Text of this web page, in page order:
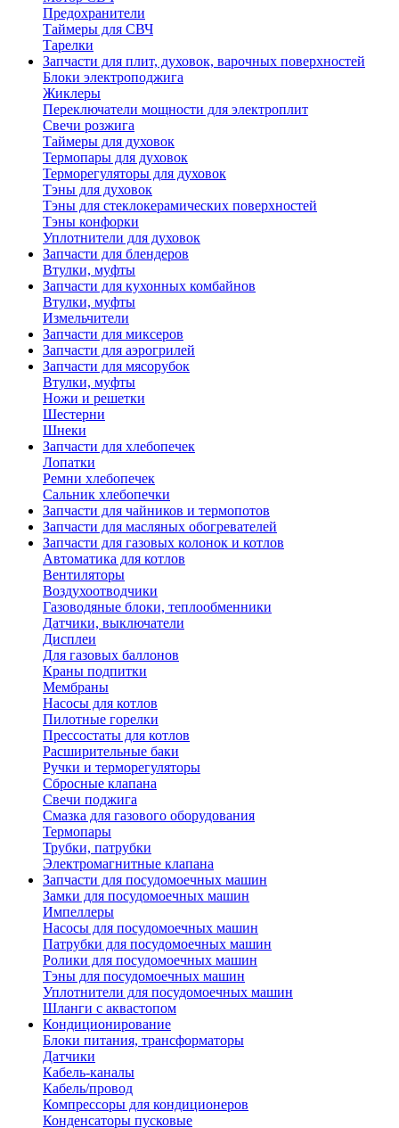
Предохранители
Таймеры для СВЧ
Тарелки
Запчасти для плит, духовок, варочных поверхностей
Блоки электроподжига
Жиклеры
Переключатели мощности для электроплит
Свечи розжига
Таймеры для духовок
Термопары для духовок
Терморегуляторы для духовок
Тэны для духовок
Тэны для стеклокерамических поверхностей
Тэны конфорки
Уплотнители для духовок
Запчасти для блендеров
Втулки, муфты
Запчасти для кухонных комбайнов
Втулки, муфты
Измельчители
Запчасти для миксеров
Запчасти для аэрогрилей
Запчасти для мясорубок
Втулки, муфты
Ножи и решетки
Шестерни
Шнеки
Запчасти для хлебопечек
Лопатки
Ремни хлебопечек
Сальник хлебопечки
Запчасти для чайников и термопотов
Запчасти для масляных обогревателей
Запчасти для газовых колонок и котлов
Автоматика для котлов
Вентиляторы
Воздухоотводчики
Газоводяные блоки, теплообменники
Датчики, выключатели
Дисплеи
Для газовых баллонов
Краны подпитки
Мембраны
Насосы для котлов
Пилотные горелки
Прессостаты для котлов
Расширительные баки
Ручки и терморегуляторы
Сбросные клапана
Свечи поджига
Смазка для газового оборудования
Термопары
Трубки, патрубки
Электромагнитные клапана
Запчасти для посудомоечных машин
Замки для посудомоечных машин
Импеллеры
Насосы для посудомоечных машин
Патрубки для посудомоечных машин
Ролики для посудомоечных машин
Тэны для посудомоечных машин
Уплотнители для посудомоечных машин
Шланги с аквастопом
Кондиционирование
Блоки питания, трансформаторы
Датчики
Кабель-каналы
Кабель/провод
Компрессоры для кондиционеров
Конденсаторы пусковые